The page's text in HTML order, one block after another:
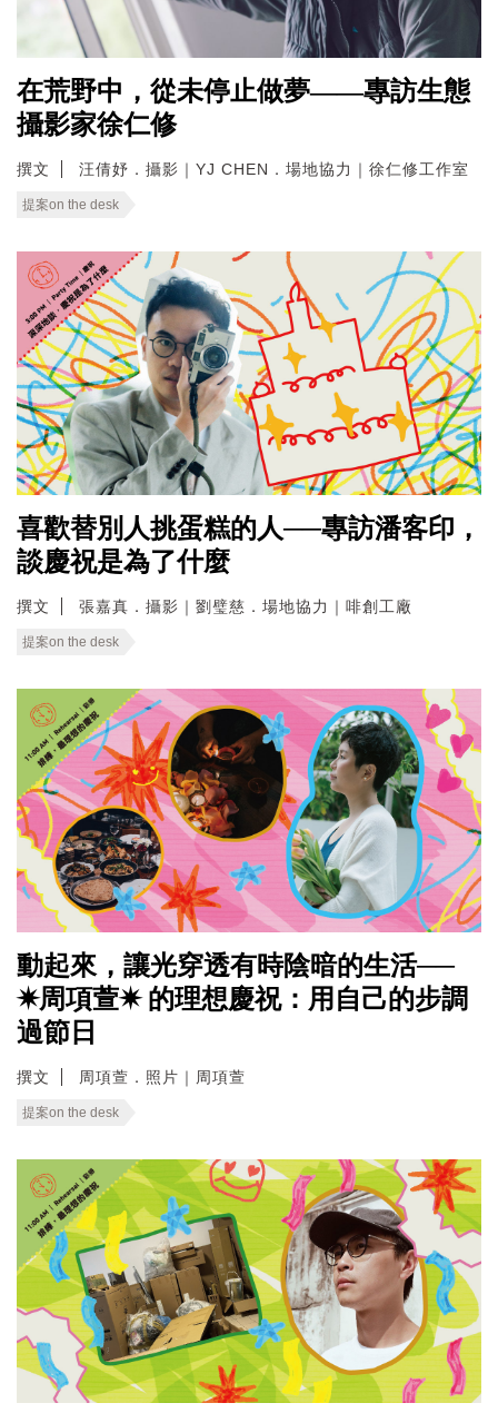
在荒野中，從未停止做夢——專訪生態
攝影家徐仁修
撰文 汪倩妤．攝影｜YJ CHEN．場地協力｜徐仁修工作室
提案on the desk
喜歡替別人挑蛋糕的人──專訪潘客印，
談慶祝是為了什麼
撰文 張嘉真．攝影｜劉璧慈．場地協力｜啡創工廠
提案on the desk
動起來，讓光穿透有時陰暗的生活──
✷周項萱✷ 的理想慶祝：用自己的步調
過節日
撰文 周項萱．照片｜周項萱
提案on the desk